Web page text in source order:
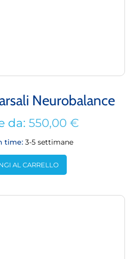
Neurobalance
da: 550,00 €
time: 3-5 settimane
AL CARRELLO